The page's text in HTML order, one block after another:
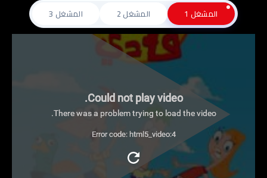
المشغل 1 المشغل 2 المشغل 3
Could not play video.
There was a problem trying to load the video.
Error code: html5_video:4